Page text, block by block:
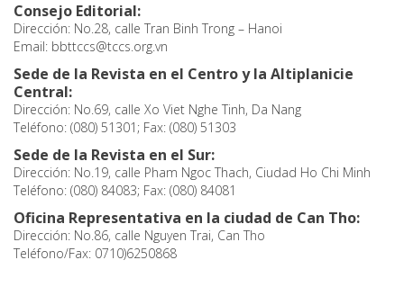
Consejo Editorial:
Dirección: No.28, calle Tran Binh Trong – Hanoi
Email: bbttccs@tccs.org.vn
Sede de la Revista en el Centro y la Altiplanicie
Central:
Dirección: No.69, calle Xo Viet Nghe Tinh, Da Nang
Teléfono: (080) 51301; Fax: (080) 51303
Sede de la Revista en el Sur:
Dirección: No.19, calle Pham Ngoc Thach, Ciudad Ho Chi Minh
Teléfono: (080) 84083; Fax: (080) 84081
Oficina Representativa en la ciudad de Can Tho:
Dirección: No.86, calle Nguyen Trai, Can Tho
Teléfono/Fax: 0710)6250868